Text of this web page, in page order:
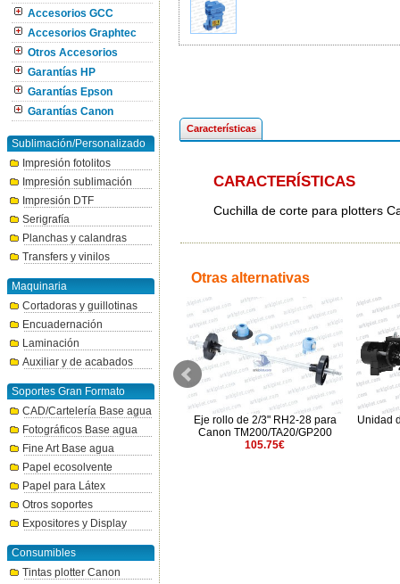
Accesorios GCC
Accesorios Graphtec
Otros Accesorios
Garantías HP
Garantías Epson
Garantías Canon
Sublimación/Personalizado
Impresión fotolitos
Impresión sublimación
Impresión DTF
Serigrafía
Planchas y calandras
Transfers y vinilos
Maquinaria
Cortadoras y guillotinas
Encuadernación
Laminación
Auxiliar y de acabados
Soportes Gran Formato
CAD/Cartelería Base agua
Fotográficos Base agua
Fine Art Base agua
Papel ecosolvente
Papel para Látex
Otros soportes
Expositores y Display
Consumibles
Tintas plotter Canon
Características
CARACTERÍSTICAS
Cuchilla de corte para plotters
Otras alternativas
Eje rollo de 2/3" RH2-44 para
Canon IPF8x00/S
196.86€
Eje rollo de 2/3" RH2-28 para
Canon TM200/TA20/GP200
105.75€
Unidad